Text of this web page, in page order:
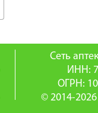
Сеть
ИНН:
ОГРН:
© 2014-